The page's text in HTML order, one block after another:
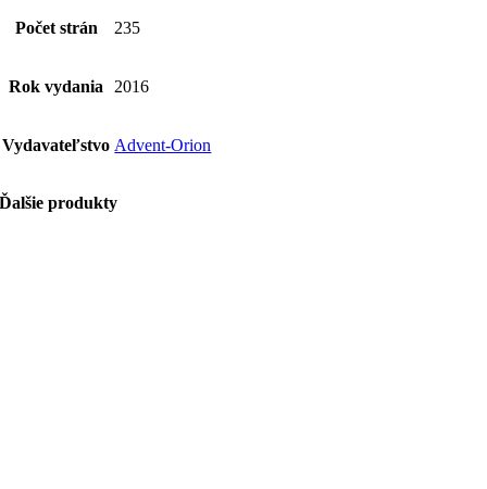
Počet strán 235
Rok vydania 2016
Vydavateľstvo Advent-Orion
Ďalšie produkty